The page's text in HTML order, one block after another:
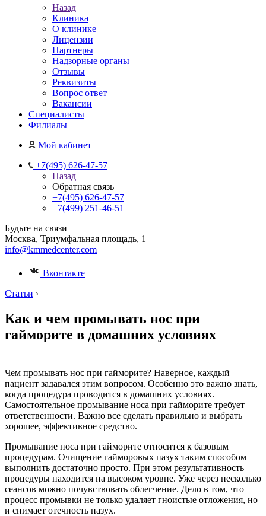
Назад
Клиника
О клинике
Лицензии
Партнеры
Надзорные органы
Отзывы
Реквизиты
Вопрос ответ
Вакансии
Специалисты
Филиалы
Мой кабинет
+7(495) 626-47-57
Назад
Обратная связь
+7(495) 626-47-57
+7(499) 251-46-51
Будьте на связи
Москва, Триумфальная площадь, 1
info@kmmedcenter.com
Вконтакте
Статьи ›
Как и чем промывать нос при
гайморите в домашних условиях
Чем промывать нос при гайморите? Наверное, каждый
пациент задавался этим вопросом. Особенно это важно знать,
когда процедура проводится в домашних условиях.
Самостоятельное промывание носа при гайморите требует
ответственности. Важно все сделать правильно и выбрать
хорошее, эффективное средство.
Промывание носа при гайморите относится к базовым
процедурам. Очищение гайморовых пазух таким способом
выполнить достаточно просто. При этом результативность
процедуры находится на высоком уровне. Уже через несколько
сеансов можно почувствовать облегчение. Дело в том, что
процесс промывки не только удаляет гноистые отложения, но
и снимает отечность пазух.